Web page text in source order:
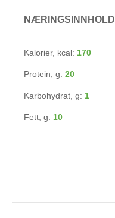
NÆRINGSINNHOLD
Kalorier, kcal: 170
Protein, g: 20
Karbohydrat, g: 1
Fett, g: 10